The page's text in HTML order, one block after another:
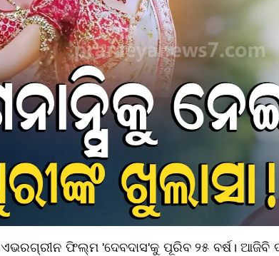
ଫିଲ୍ମ 'ଦେବଦାସ'କୁ ପୂରିବ ୨୫ ବର୍ଷ। ଆଜିବି